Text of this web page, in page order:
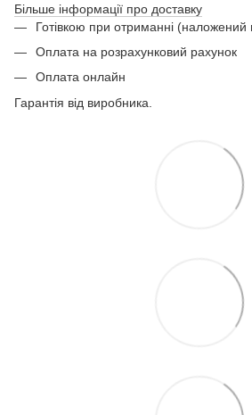
Більше інформації про доставку
Готівкою при отриманні (наложений
Оплата на розрахунковий рахунок
Оплата онлайн
Гарантія від виробника.